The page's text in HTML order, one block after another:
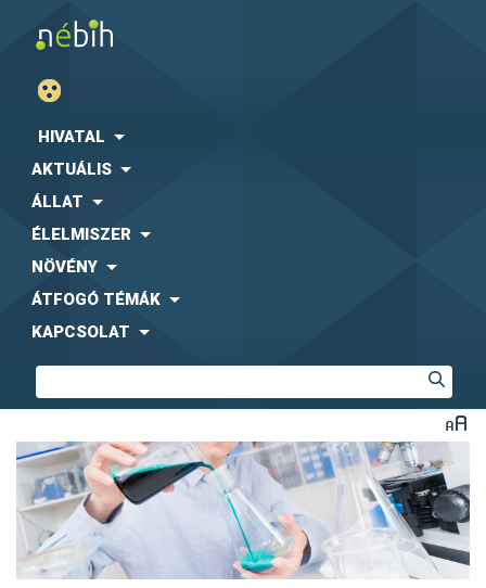
HIVATAL
AKTUÁLIS
ÁLLAT
ÉLELMISZER
NÖVÉNY
ÁTFOGÓ TÉMÁK
KAPCSOLAT